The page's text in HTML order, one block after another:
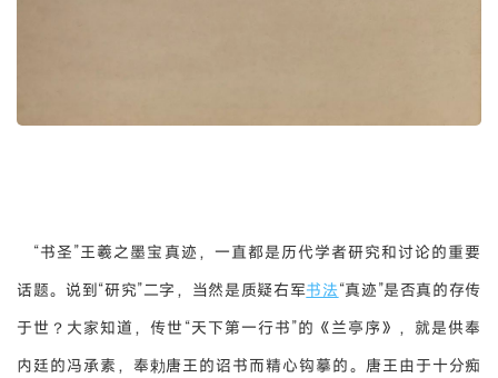
“书圣”王羲之墨宝真迹，一直都是历代学者研究和讨论的重要
话题。说到“研究”二字，当然是质疑右军书法“真迹”是否真的存传
于世？大家知道，传世“天下第一行书”的《兰亭序》，就是供奉
内廷的冯承素，奉勅唐王的诏书而精心钩摹的。唐王由于十分痴